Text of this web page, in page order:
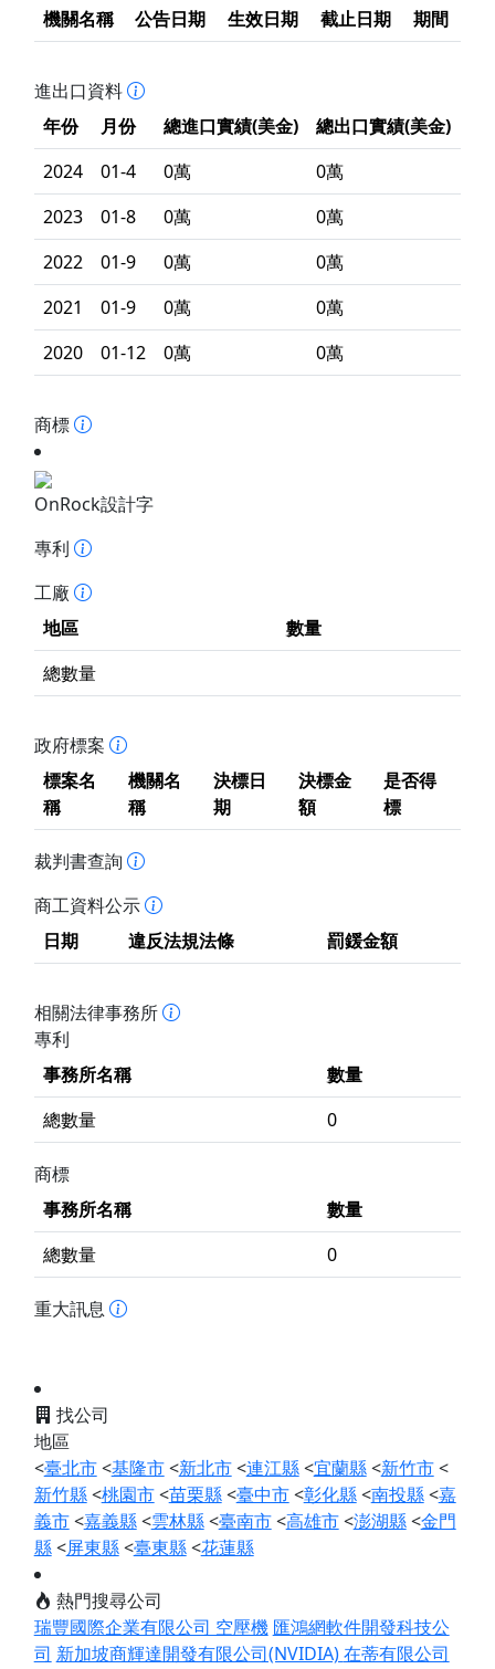
機關名稱
公告日期 生效日期 截止日期 期間
進出口資料
年份
月份 總進口實績(美金)
總出口實績(美金)
2024
01-4 0萬
0萬
2023
01-8 0萬
0萬
2022
01-9 0萬
0萬
2021
01-9 0萬
0萬
2020
01-12 0萬 0萬
商標
OnRock設計字
專利
工廠
地區
數量
總數量
政府標案
標案名
稱
機關名
稱
決標日
期
決標金
額
是否得
標
裁判書查詢
商工資料公示
日期
違反法規法條 罰鍰金額
相關法律事務所
專利
事務所名稱
數量
總數量
0
商標
事務所名稱
數量
總數量
0
重大訊息
找公司
地區
<臺北市<基隆市<新北市<連江縣<宜蘭縣<新竹市<
新竹縣<桃園市<苗栗縣<臺中市<彰化縣<南投縣<嘉
義市<嘉義縣<雲林縣<臺南市<高雄市<澎湖縣<金門
縣<屏東縣<臺東縣<花蓮縣
熱門搜尋公司
瑞豐國際企業有限公司 空壓機 匯鴻網軟件開發科技公
司 新加坡商輝達開發有限公司(NVIDIA)在蒂有限公司